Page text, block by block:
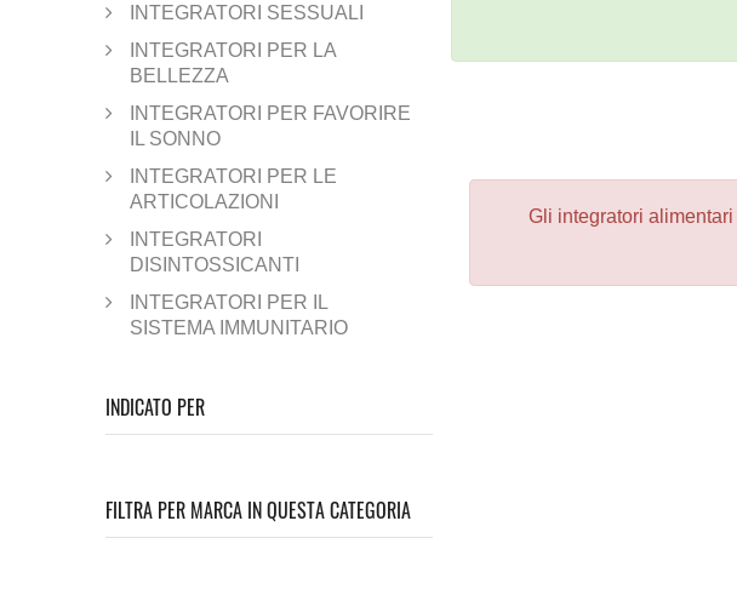
INTEGRATORI SESSUALI
INTEGRATORI PER LA
BELLEZZA
INTEGRATORI PER FAVORIRE
IL SONNO
INTEGRATORI PER LE
ARTICOLAZIONI
INTEGRATORI
DISINTOSSICANTI
INTEGRATORI PER IL
SISTEMA IMMUNITARIO
INDICATO PER
FILTRA PER MARCA IN QUESTA CATEGORIA
Gli integratori